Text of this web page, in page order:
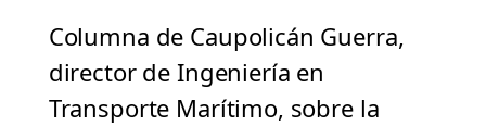
Columna de Caupolicán Guerra,
director de Ingeniería en
Transporte Marítimo, sobre la